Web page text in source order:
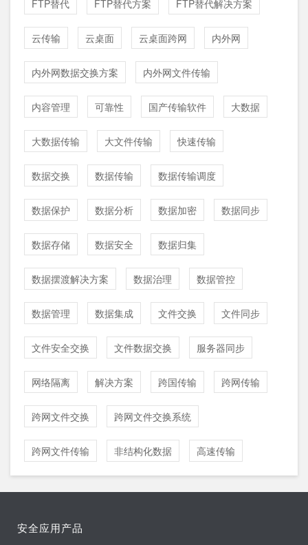
FTP替代 FTP替代方案 FTP替代解决方案
云传输 云桌面 云桌面跨网 内外网
内外网数据交换方案 内外网文件传输
内容管理 可靠性 国产传输软件 大数据
大数据传输 大文件传输 快速传输
数据交换 数据传输 数据传输调度
数据保护 数据分析 数据加密 数据同步
数据存储 数据安全 数据归集
数据摆渡解决方案 数据治理 数据管控
数据管理 数据集成 文件交换 文件同步
文件安全交换 文件数据交换 服务器同步
网络隔离 解决方案 跨国传输 跨网传输
跨网文件交换 跨网文件交换系统
跨网文件传输 非结构化数据 高速传输
安全应用产品